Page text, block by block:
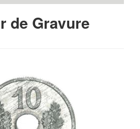
de Gravure